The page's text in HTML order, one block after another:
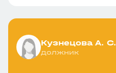
Кузнецова А. С.
должник